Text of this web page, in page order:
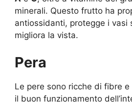
minerali. Questo frutto ha
antiossidanti, protegge i vasi
migliora la vista.
Pera
Le pere sono ricche di fibre
il buon funzionamento